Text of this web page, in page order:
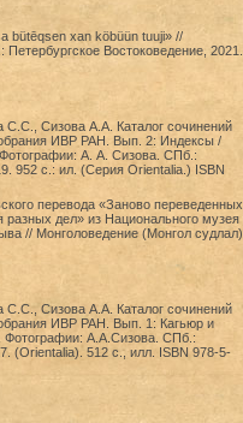
bütēqsen xan köbüün tuuji» //
Востоковедение, 2021.
Сизова А.А. Каталог сочинений
ИВР РАН. Вып. 2: Индексы /
А. А. Сизова. СПб.:
952 с.: ил. (Серия Orientalia.) ISBN
перевода «Заново переведенных
разных дел» из Национального музея
// Монголоведение (Монгол судлал).
Сизова А.А. Каталог сочинений
ИВР РАН. Вып. 1: Кагьюр и
А.А.Сизова. СПб.:
(Orientalia). 512 с., илл. ISBN 978-5-